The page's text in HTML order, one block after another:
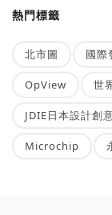
熱門標籤
北市圖 國際
OpView 世
JDIE日本設計創
Microchip